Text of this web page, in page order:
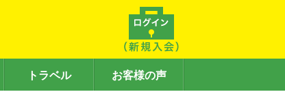
トラベル お客様の声